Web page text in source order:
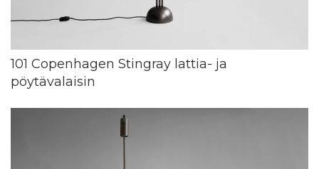
101 Copenhagen Stingray lattia- ja
pöytävalaisin